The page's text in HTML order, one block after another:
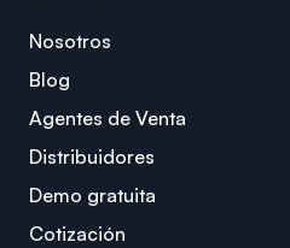
Nosotros
Blog
Agentes de Venta
Distribuidores
Demo gratuita
Cotización